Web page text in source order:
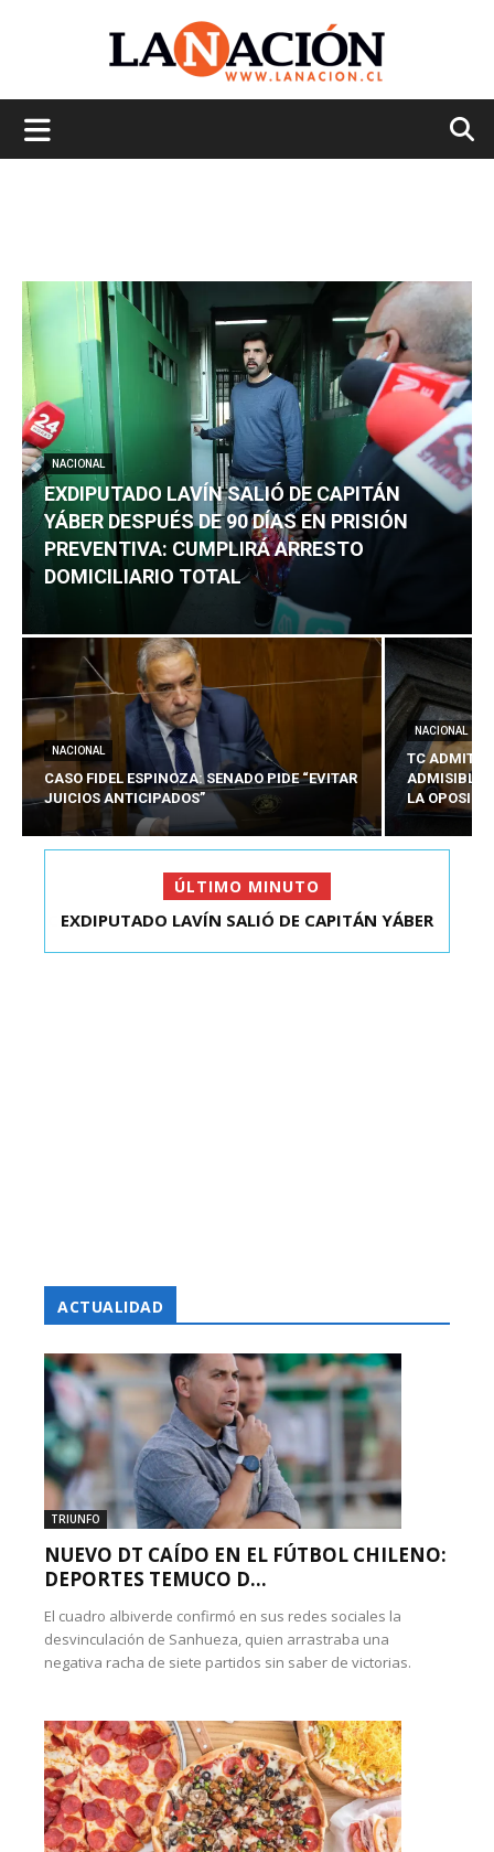
NACIONAL
EXDIPUTADO LAVÍN SALIÓ DE CAPITÁN
YÁBER DESPUÉS DE 90 DÍAS EN PRISIÓN
PREVENTIVA: CUMPLIRÁ ARRESTO
DOMICILIARIO TOTAL
NACIONAL
CASO FIDEL ESPINOZA: SENADO PIDE “EVITAR
JUICIOS ANTICIPADOS”
NACIONAL
TC ADMITE
ADMISIBLES
LA
ÚLTIMO MINUTO
EXDIPUTADO LAVÍN SALIÓ DE CAPITÁN YÁBER
ACTUALIDAD
TRIUNFO
NUEVO DT CAÍDO EN EL FÚTBOL CHILENO:
DEPORTES TEMUCO D...
El cuadro albiverde confirmó en sus redes sociales la
desvinculación de Sanhueza, quien arrastraba una
negativa racha de siete partidos sin saber de victorias.